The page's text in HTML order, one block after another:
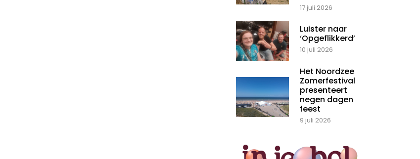
17 juli 2026
Luister naar
‘Opgeflikkerd’
10 juli 2026
Het Noordzee
Zomerfestival
presenteert
negen dagen
feest
9 juli 2026